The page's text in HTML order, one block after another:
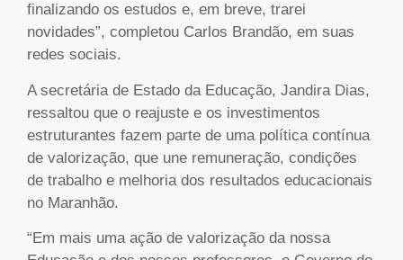
finalizando os estudos e, em breve, trarei
novidades”, completou Carlos Brandão, em suas
redes sociais.
A secretária de Estado da Educação, Jandira Dias,
ressaltou que o reajuste e os investimentos
estruturantes fazem parte de uma política contínua
de valorização, que une remuneração, condições
de trabalho e melhoria dos resultados educacionais
no Maranhão.
“Em mais uma ação de valorização da nossa